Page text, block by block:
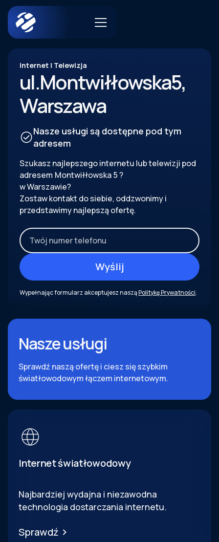
Internet | Telewizja
ul.Montwiłłowska5,
Warszawa
Nasze usługi są dostępne pod tym
adresem
Szukasz najlepszego internetu lub telewizji pod
adresem Montwiłłowska5?
w Warszawie?
Zostaw kontakt do siebie, oddzwonimy i
przedstawimy najlepszą ofertę.
Wypełnając formularz akceptujesz nasząPolitykę Prywatności.
Nasze usługi
Sprawdź naszą ofertę i ciesz się szybkim
światłowodowym łączem internetowym.
Internet światłowodowy
Najbardziej wydajna i niezawodna
technologia dostarczania internetu.
Sprawdź